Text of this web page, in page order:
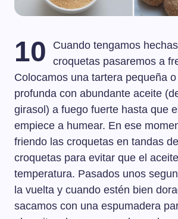
10
Cuando tengamos
croquetas pasaremos a
Colocamos una tartera pequeña
profunda con abundante aceite
girasol) a fuego fuerte hasta que
empiece a humear. En ese
friendo las croquetas en tandas
croquetas para evitar que el
temperatura. Pasados unos
la vuelta y cuando estén bien
sacamos con una espumadera